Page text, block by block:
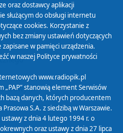
oraz dostawcy aplikacji
służącym do obsługi internetu
cookies. Korzystanie z
bez zmiany ustawień dotyczących
w pamięci urządzenia.
w naszej Polityce prywatności
www.radiopik.pl
„PAP” stanowią element Serwisów
bazą danych, których producentem
S.A. z siedzibą w Warszawie.
z dnia 4 lutego 1994 r. o
oraz ustawy z dnia 27 lipca